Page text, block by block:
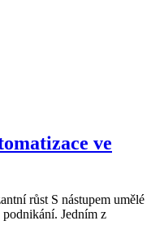
ve
růst S nástupem umělé
Jedním z